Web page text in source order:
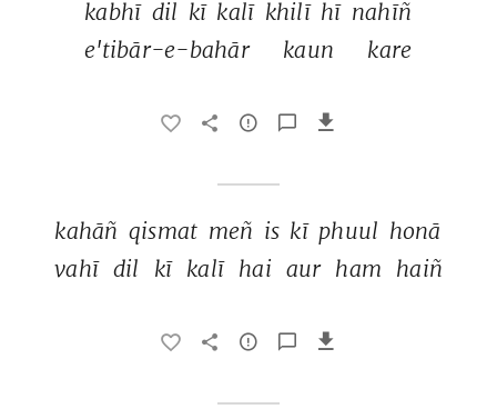
kabhī dil kī kalī khilī hī nahīñ
e'tibār-e-bahār
kaun kare
kahāñ qismat meñ is kī phuul honā
vahī dil kī kalī hai aur ham haiñ